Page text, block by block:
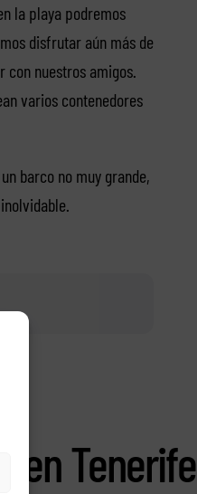
la playa podremos
disfrutar aún más de
nuestros amigos.
varios contenedores
barco no muy grande,
en Tenerife